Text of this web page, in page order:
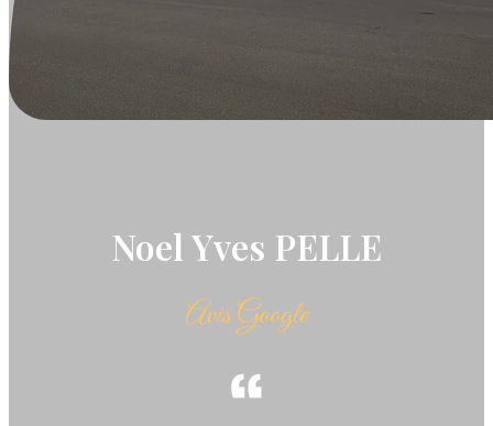
Noel Yves PELLE
Avis Google